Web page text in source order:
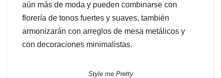
aún más de moda y pueden combinarse con
florería de tonos fuertes y suaves, también
armonizarán con arreglos de mesa metálicos y
con decoraciones minimalistas.
Style me Pretty